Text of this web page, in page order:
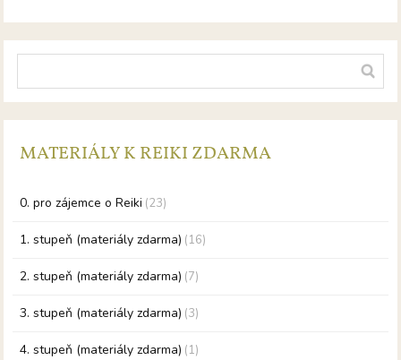
MATERIÁLY K REIKI ZDARMA
0. pro zájemce o Reiki (23)
1. stupeň (materiály zdarma) (16)
2. stupeň (materiály zdarma) (7)
3. stupeň (materiály zdarma) (3)
4. stupeň (materiály zdarma) (1)